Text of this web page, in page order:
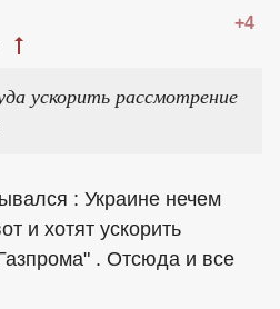
+4
ускорить рассмотрение
: Украине нечем
и хотят ускорить
. Отсюда и все